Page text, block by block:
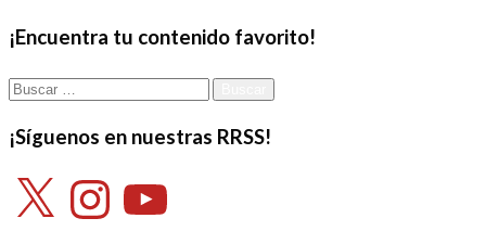
entradas
¡Encuentra tu contenido favorito!
Buscar:
¡Síguenos en nuestras RRSS!
X InstagramYouTube